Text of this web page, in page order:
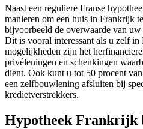
Naast een reguliere Franse
manieren om een huis in Frankrijk
bijvoorbeeld de overwaarde van
Dit is vooral interessant als u zelf
mogelijkheden zijn het
privéleningen en schenkingen
dient. Ook kunt u tot 50 procent
een zelfbouwlening afsluiten bij
kredietverstrekkers.
Hypotheek Frankrijk